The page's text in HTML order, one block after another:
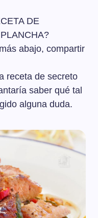
DE
abajo, compartir
receta de secreto
saber qué tal
alguna duda.